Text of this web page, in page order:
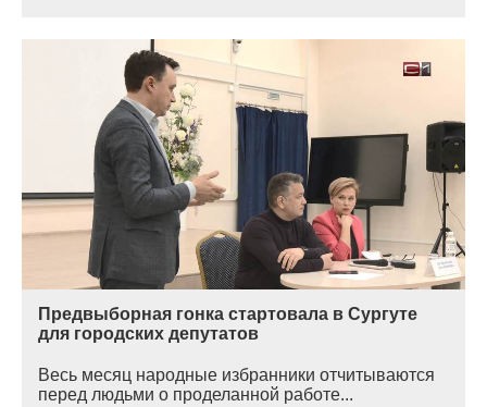
Предвыборная гонка стартовала в Сургуте
для городских депутатов
Весь месяц народные избранники отчитываются
перед людьми о проделанной работе...